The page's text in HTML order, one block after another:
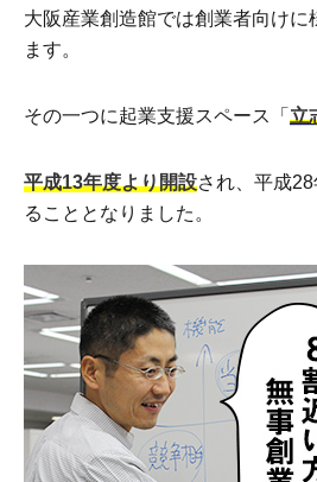
大阪産業創造館では創業者向けに
ます。
その一つに起業支援スペース「 立
平成13年度より開設され、平成
ることとなりました。